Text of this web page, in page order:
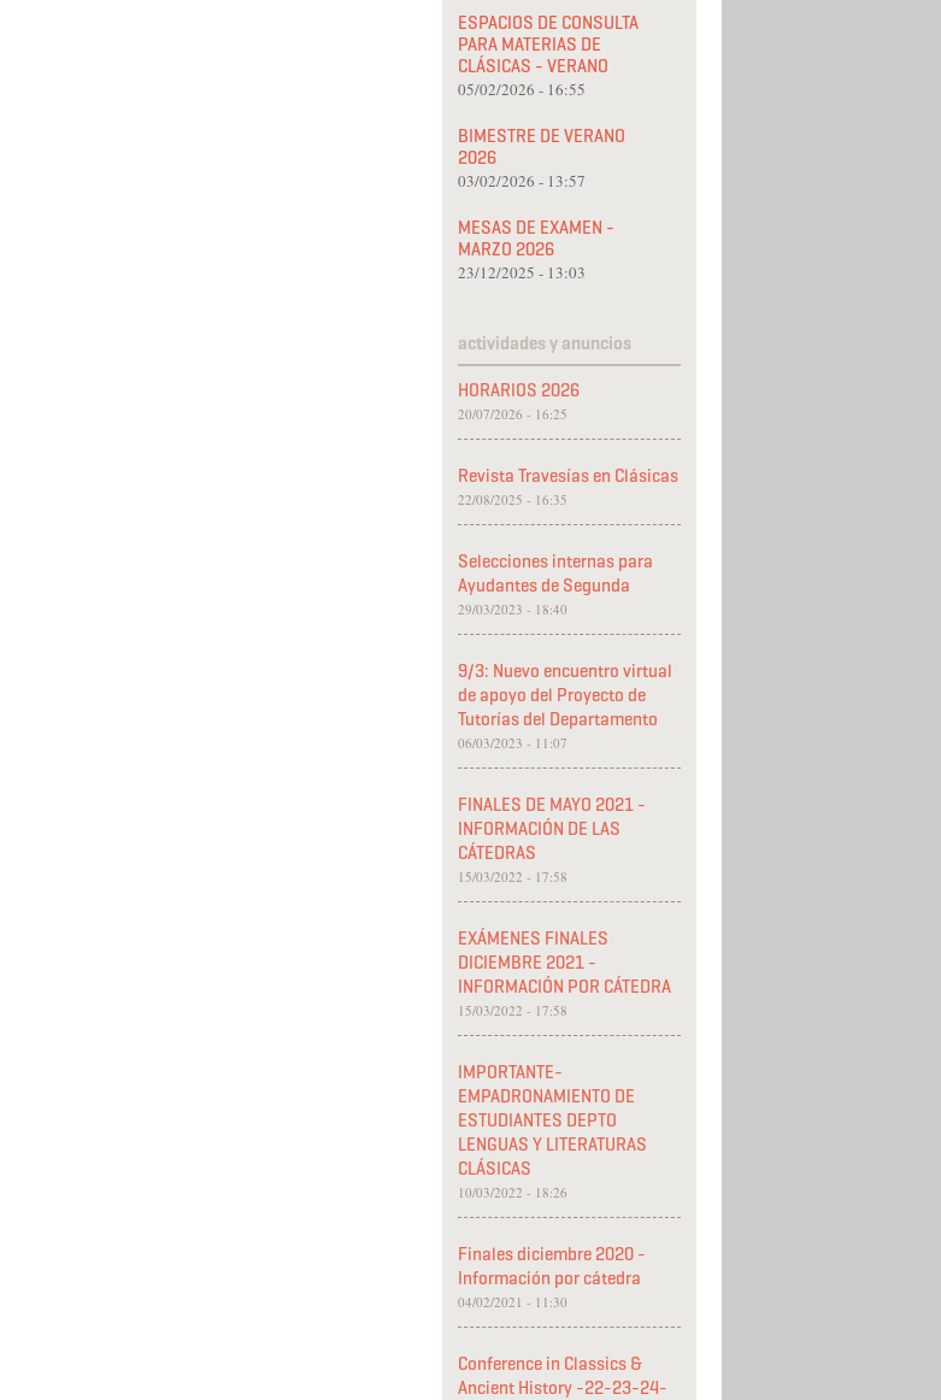
ESPACIOS DE CONSULTA
PARA MATERIAS DE
CLÁSICAS - VERANO
05/02/2026 - 16:55
BIMESTRE DE VERANO
2026
03/02/2026 - 13:57
MESAS DE EXAMEN -
MARZO 2026
23/12/2025 - 13:03
actividades y anuncios
HORARIOS 2026
20/07/2026 - 16:25
Revista Travesías en Clásicas
22/08/2025 - 16:35
Selecciones internas para
Ayudantes de Segunda
29/03/2023 - 18:40
9/3: Nuevo encuentro virtual
de apoyo del Proyecto de
Tutorías del Departamento
06/03/2023 - 11:07
FINALES DE MAYO 2021 -
INFORMACIÓN DE LAS
CÁTEDRAS
15/03/2022 - 17:58
EXÁMENES FINALES
DICIEMBRE 2021 -
INFORMACIÓN POR CÁTEDRA
15/03/2022 - 17:58
IMPORTANTE-
EMPADRONAMIENTO DE
ESTUDIANTES DEPTO
LENGUAS Y LITERATURAS
CLÁSICAS
10/03/2022 - 18:26
Finales diciembre 2020 -
Información por cátedra
04/02/2021 - 11:30
Conference in Classics &
Ancient History -22-23-24-